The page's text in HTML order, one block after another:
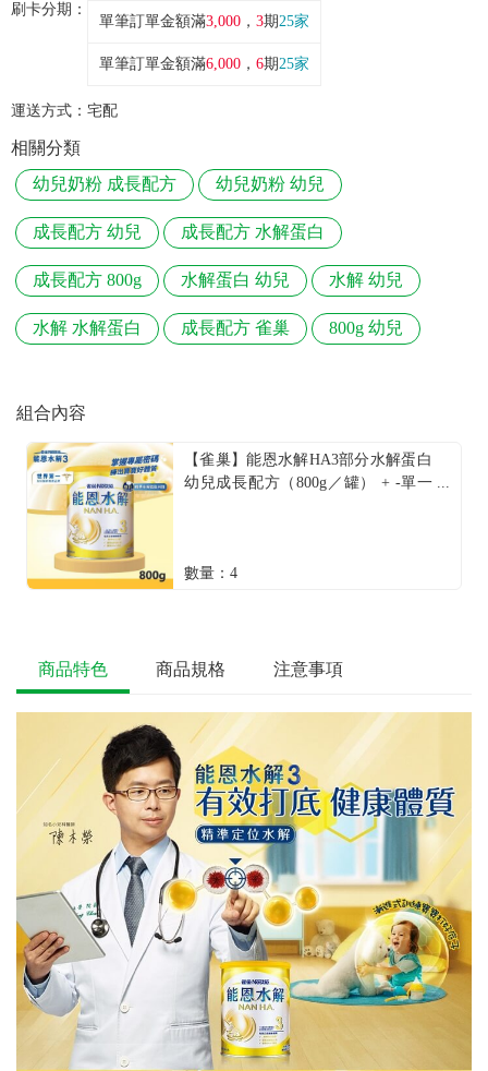
刷卡分期：
單筆訂單金額滿3,000 ， 3期25家
單筆訂單金額滿6,000 ， 6期25家
運送方式： 宅配
相關分類
幼兒奶粉 成長配方
幼兒奶粉 幼兒
成長配方 幼兒 成長配方 水解蛋白
成長配方 800g 水解蛋白 幼兒 水解 幼兒
水解 水解蛋白 成長配方 雀巢 800g 幼兒
組合內容
【雀巢】能恩水解HA3部分水解蛋白
幼兒成長配方（800g／罐） + -單一
數量：4
商品特色 商品規格 注意事項